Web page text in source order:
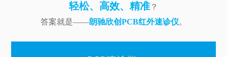
轻松、高效、精准 ？
答案就是——朗驰欣创PCB红外速诊仪。